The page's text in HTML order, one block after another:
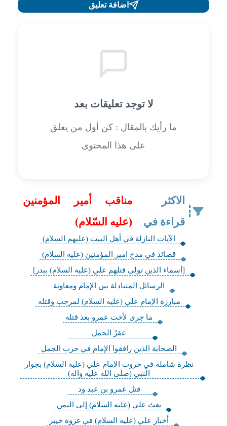
اضافة تعليق
لا توجد تعليقات بعد
ما رأيك بالمقال : كن أول من يعلق
على هذا المحتوى
الاكثر
قراءة في
مناقب أمير المؤمنين
(عليه السّلام)
الآيات النازلة في أهل البيت (عليهم السلام)
قصائد في مدح امير المؤمنين (عليه السلام)
[أسماء الذين تولى قتلهم علي (عليه السلام) ببدر]
الرسائل المتبادلة بين الإمام ومعاوية
مبارزة الإمام علي (عليه السلام) لمرحب وقتله
ما جرى لأخت عمرو بعد قتله
عقرُ الجمل
الصحابة الذين رافقوا الإمام في حرب الجمل
نظرة شاملة في حروب الامام علي (عليه السلام) بجوار
النبي (صلى الله عليه واله)
قتل عمرو بن عبد ود
بعث علي (عليه السلام) إلى اليمن
أخبار علي (عليه السلام) في غزوة خيبر